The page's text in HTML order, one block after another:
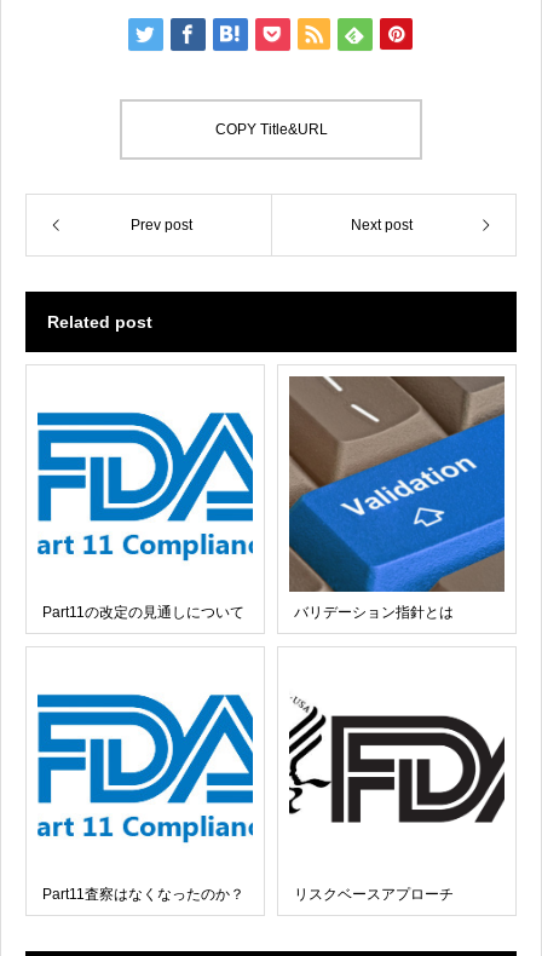
COPY Title&URL
Prev post Next post
Related post
Part11の改定の見通しについて バリデーション指針とは
Part11査察はなくなったのか？ リスクベースアプローチ